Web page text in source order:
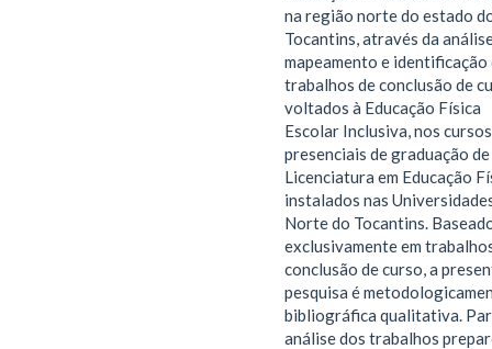
na região norte do estado
Tocantins, através da
mapeamento e identificação
trabalhos de conclusão de
voltados à Educação Física
Escolar Inclusiva, nos cursos
presenciais de graduação de
Licenciatura em Educação
instalados nas
Norte do Tocantins.
exclusivamente em
conclusão de curso, a
pesquisa é
bibliográfica qualitativa.
análise dos trabalhos